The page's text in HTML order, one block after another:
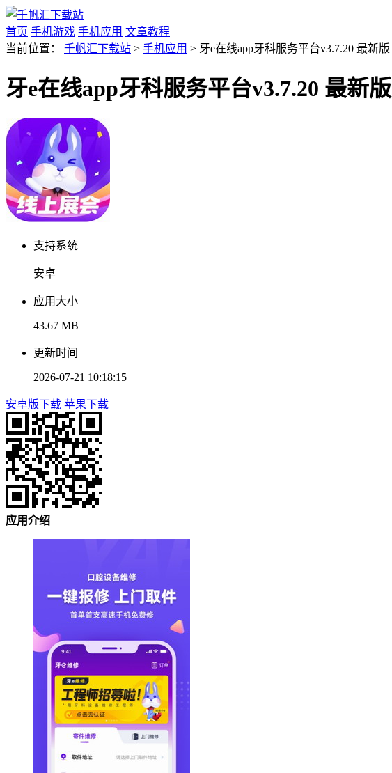
首页 手机游戏 手机应用 文章教程
当前位置： 千帆汇下载站 > 手机应用 > 牙e在线app牙科服务平台v3.7.20 最新版
牙e在线app牙科服务平台v3.7.20 最新版
支持系统
安卓
应用大小
43.67 MB
更新时间
2026-07-21 10:18:15
安卓版下载 苹果下载
应用介绍